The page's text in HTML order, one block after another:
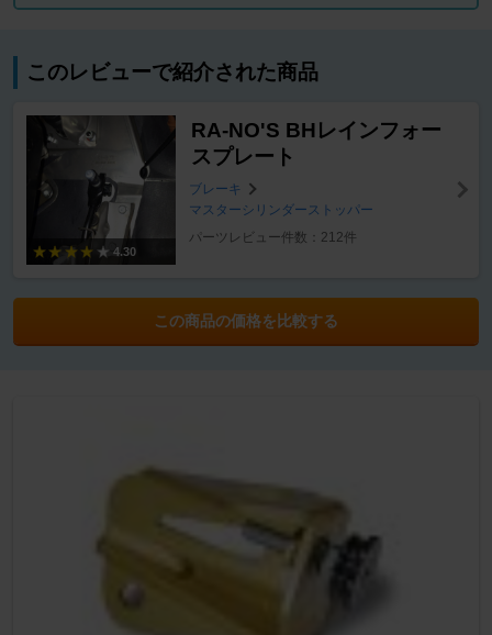
このレビューで紹介された商品
4.30
RA-NO'S BHレインフォー
スプレート
ブレーキ
マスターシリンダーストッパー
パーツレビュー件数：212件
この商品の価格を比較する